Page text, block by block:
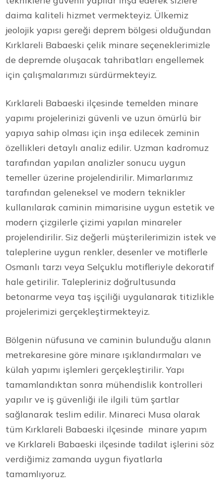
daima kaliteli hizmet vermekteyiz. Ülkemiz
jeolojik yapısı gereği deprem bölgesi olduğundan
Kırklareli Babaeski çelik minare seçeneklerimizle
de depremde oluşacak tahribatları engellemek
için çalışmalarımızı sürdürmekteyiz.
Kırklareli Babaeski ilçesinde temelden minare
yapımı projelerinizi güvenli ve uzun ömürlü bir
yapıya sahip olması için inşa edilecek zeminin
özellikleri detaylı analiz edilir. Uzman kadromuz
tarafından yapılan analizler sonucu uygun
temeller üzerine projelendirilir. Mimarlarımız
tarafından geleneksel ve modern teknikler
kullanılarak caminin mimarisine uygun estetik ve
modern çizgilerle çizimi yapılan minareler
projelendirilir. Siz değerli müşterilerimizin istek ve
taleplerine uygun renkler, desenler ve motiflerle
Osmanlı tarzı veya Selçuklu motifleriyle dekoratif
hale getirilir. Talepleriniz doğrultusunda
betonarme veya taş işçiliği uygulanarak titizlikle
projelerimizi gerçekleştirmekteyiz.
Bölgenin nüfusuna ve caminin bulunduğu alanın
metrekaresine göre minare ışıklandırmaları ve
külah yapımı işlemleri gerçekleştirilir. Yapı
tamamlandıktan sonra mühendislik kontrolleri
yapılır ve iş güvenliği ile ilgili tüm şartlar
sağlanarak teslim edilir. Minareci Musa olarak
tüm Kırklareli Babaeski ilçesinde minare yapım
ve Kırklareli Babaeski ilçesinde tadilat işlerini söz
verdiğimiz zamanda uygun fiyatlarla
tamamlıyoruz.